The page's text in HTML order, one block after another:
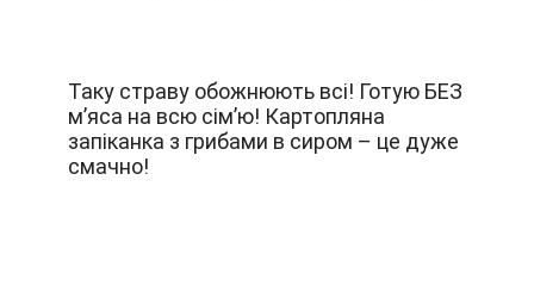
Таку страву обожнюють всі! Готую БЕЗ
м’яса на всю сім’ю! Картопляна
запіканка з грибами в сиром – це дуже
смачно!